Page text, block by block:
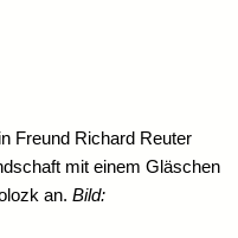
Freund Richard Reuter
mit einem Gläschen
an. Bild: